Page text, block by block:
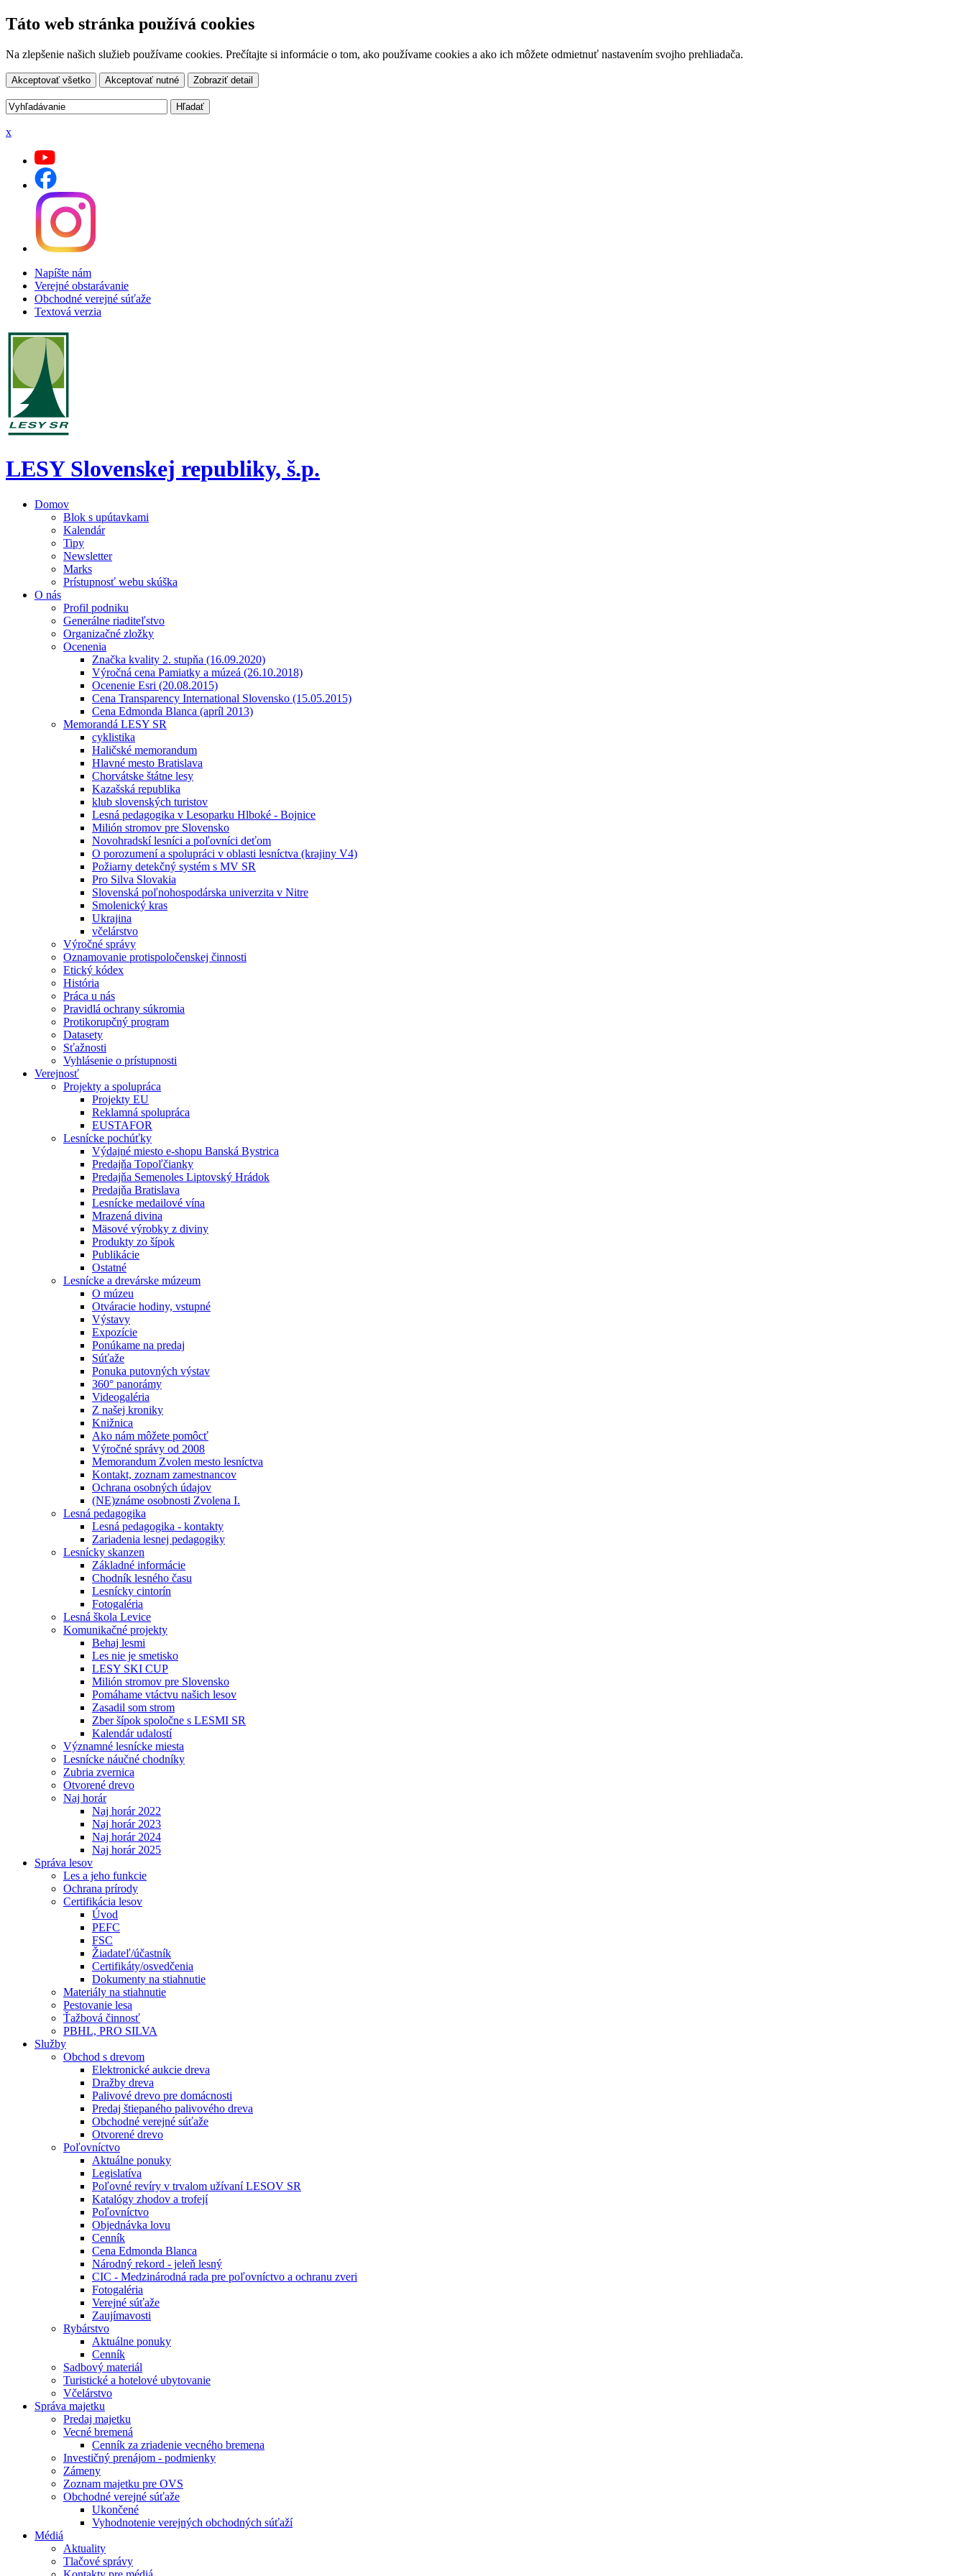
Táto web stránka používá cookies
Na zlepšenie našich služieb používame cookies. Prečítajte si informácie o tom, ako používame cookies a ako ich môžete odmietnuť nastavením svojho prehliadača.
Akceptovať všetko Akceptovať nutné Zobraziť detail
x
Napíšte nám
Verejné obstarávanie
Obchodné verejné súťaže
Textová verzia
LESY Slovenskej republiky, š.p.
Domov
Blok s upútavkami
Kalendár
Tipy
Newsletter
Marks
Prístupnosť webu skúška
O nás
Profil podniku
Generálne riaditeľstvo
Organizačné zložky
Ocenenia
Značka kvality 2. stupňa (16.09.2020)
Výročná cena Pamiatky a múzeá (26.10.2018)
Ocenenie Esri (20.08.2015)
Cena Transparency International Slovensko (15.05.2015)
Cena Edmonda Blanca (apríl 2013)
Memorandá LESY SR
cyklistika
Haličské memorandum
Hlavné mesto Bratislava
Chorvátske štátne lesy
Kazašská republika
klub slovenských turistov
Lesná pedagogika v Lesoparku Hlboké - Bojnice
Milión stromov pre Slovensko
Novohradskí lesníci a poľovníci deťom
O porozumení a spolupráci v oblasti lesníctva (krajiny V4)
Požiarny detekčný systém s MV SR
Pro Silva Slovakia
Slovenská poľnohospodárska univerzita v Nitre
Smolenický kras
Ukrajina
včelárstvo
Výročné správy
Oznamovanie protispoločenskej činnosti
Etický kódex
História
Práca u nás
Pravidlá ochrany súkromia
Protikorupčný program
Datasety
Sťažnosti
Vyhlásenie o prístupnosti
Verejnosť
Projekty a spolupráca
Projekty EU
Reklamná spolupráca
EUSTAFOR
Lesnícke pochúťky
Výdajné miesto e-shopu Banská Bystrica
Predajňa Topoľčianky
Predajňa Semenoles Liptovský Hrádok
Predajňa Bratislava
Lesnícke medailové vína
Mrazená divina
Mäsové výrobky z diviny
Produkty zo šípok
Publikácie
Ostatné
Lesnícke a drevárske múzeum
O múzeu
Otváracie hodiny, vstupné
Výstavy
Expozície
Ponúkame na predaj
Súťaže
Ponuka putovných výstav
360° panorámy
Videogaléria
Z našej kroniky
Knižnica
Ako nám môžete pomôcť
Výročné správy od 2008
Memorandum Zvolen mesto lesníctva
Kontakt, zoznam zamestnancov
Ochrana osobných údajov
(NE)známe osobnosti Zvolena I.
Lesná pedagogika
Lesná pedagogika - kontakty
Zariadenia lesnej pedagogiky
Lesnícky skanzen
Základné informácie
Chodník lesného času
Lesnícky cintorín
Fotogaléria
Lesná škola Levice
Komunikačné projekty
Behaj lesmi
Les nie je smetisko
LESY SKI CUP
Milión stromov pre Slovensko
Pomáhame vtáctvu našich lesov
Zasadil som strom
Zber šípok spoločne s LESMI SR
Kalendár udalostí
Významné lesnícke miesta
Lesnícke náučné chodníky
Zubria zvernica
Otvorené drevo
Naj horár
Naj horár 2022
Naj horár 2023
Naj horár 2024
Naj horár 2025
Správa lesov
Les a jeho funkcie
Ochrana prírody
Certifikácia lesov
Úvod
PEFC
FSC
Žiadateľ/účastník
Certifikáty/osvedčenia
Dokumenty na stiahnutie
Materiály na stiahnutie
Pestovanie lesa
Ťažbová činnosť
PBHL, PRO SILVA
Služby
Obchod s drevom
Elektronické aukcie dreva
Dražby dreva
Palivové drevo pre domácnosti
Predaj štiepaného palivového dreva
Obchodné verejné súťaže
Otvorené drevo
Poľovníctvo
Aktuálne ponuky
Legislatíva
Poľovné revíry v trvalom užívaní LESOV SR
Katalógy zhodov a trofejí
Poľovníctvo
Objednávka lovu
Cenník
Cena Edmonda Blanca
Národný rekord - jeleň lesný
CIC - Medzinárodná rada pre poľovníctvo a ochranu zveri
Fotogaléria
Verejné súťaže
Zaujímavosti
Rybárstvo
Aktuálne ponuky
Cenník
Sadbový materiál
Turistické a hotelové ubytovanie
Včelárstvo
Správa majetku
Predaj majetku
Vecné bremená
Cenník za zriadenie vecného bremena
Investičný prenájom - podmienky
Zámeny
Zoznam majetku pre OVS
Obchodné verejné súťaže
Ukončené
Vyhodnotenie verejných obchodných súťaží
Médiá
Aktuality
Tlačové správy